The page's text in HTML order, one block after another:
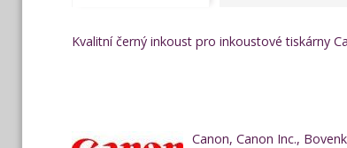
Kvalitní černý inkoust pro inkoustové tiskárny
Canon, Canon Inc.,